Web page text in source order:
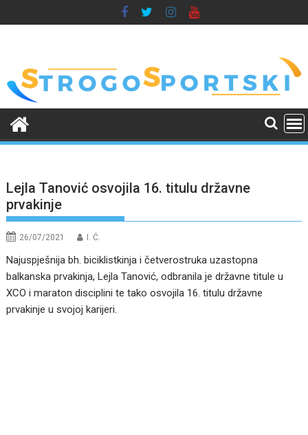
to
Lejla Tanović osvojila 16. titulu državne
prvakinje
26/07/2021 I. Ć.
Najuspješnija bh. biciklistkinja i četverostruka uzastopna
balkanska prvakinja, Lejla Tanović, odbranila je državne titule u
XCO i maraton disciplini te tako osvojila 16. titulu državne
prvakinje u svojoj karijeri.